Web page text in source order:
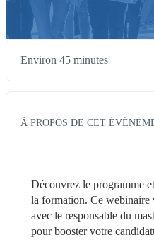
Environ 45 minutes
À PROPOS DE CET
Découvrez le programme
la formation. Ce webinaire
avec le responsable du
pour booster votre